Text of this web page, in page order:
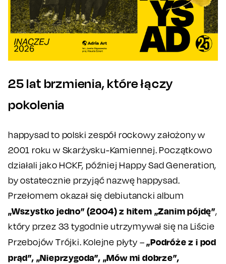
25 lat brzmienia, które łączy
pokolenia
happysad to polski zespół rockowy założony w
2001 roku w Skarżysku-Kamiennej. Początkowo
działali jako HCKF, później Happy Sad Generation,
by ostatecznie przyjąć nazwę happysad.
Przełomem okazał się debiutancki album
„Wszystko jedno” (2004) z hitem „Zanim pójdę”,
który przez 33 tygodnie utrzymywał się na Liście
Przebojów Trójki. Kolejne płyty –„Podróże z i pod
prąd”, „Nieprzygoda”, „Mów mi dobrze”,